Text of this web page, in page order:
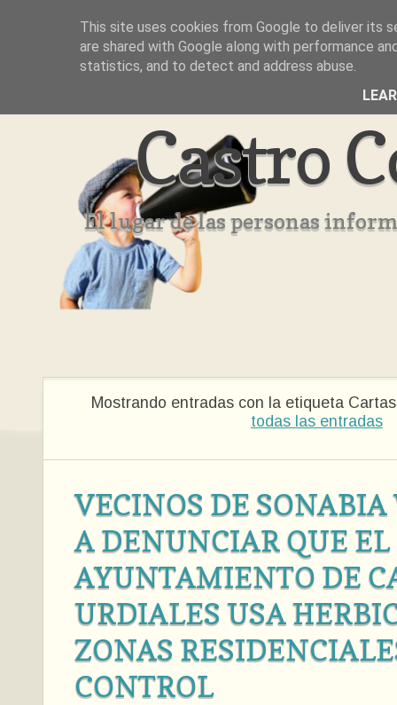
Inicio Aviso Legal Quienes Somos ??
Castro
El lugar de las personas
Mostrando entradas con la etiqueta
todas las entradas
VECINOS DE
A DENUNCIAR QUE EL
AYUNTAMIENTO DE
URDIALES USA
ZONAS
CONTROL
This site uses cookies from Google to deliver its
are shared with Google along with performance
statistics, and to detect and address abuse.